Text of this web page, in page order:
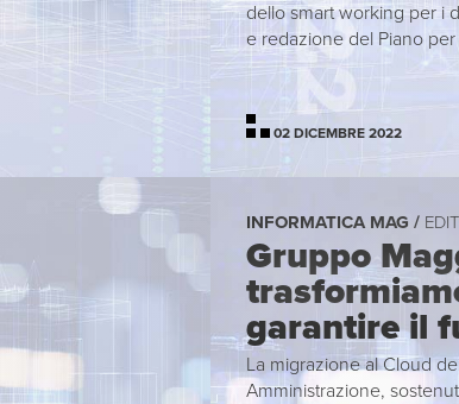
dello smart working per i
e redazione del Piano per
02 DICEMBRE 2022
INFORMATICA MAG /
Gruppo
garantire il
La migrazione al Cloud
Amministrazione,